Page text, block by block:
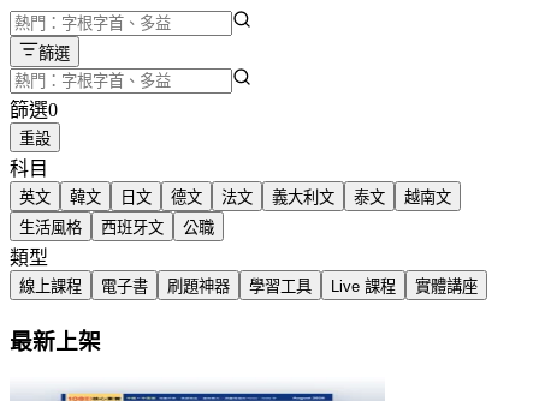
篩選
篩選0
重設
科目
英文 韓文 日文 德文 法文 義大利文 泰文
越南文
生活風格
西班牙文 公職
類型
線上課程 電子書 刷題神器 學習工具 Live 課程 實體講座
最新上架